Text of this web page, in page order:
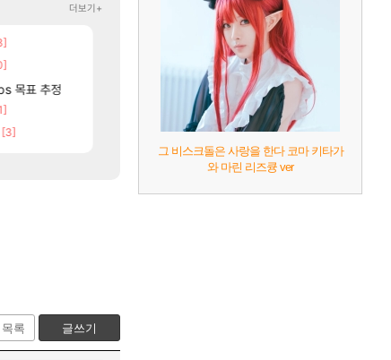
! [12]
챌린저#77777 저격했습니다!
보상 공지 나온거 10추 하니 올리자
크로체 따왔습니다
[77]
고양이를 도구로 쓰는 인방 하꼬 스트리머 박제합니다.
진짜 귀한 삼색화채 찐1등 떳냐 ㅅㅅㅅ [20]
더보기+
목표 추정
[3]
동해바다 추암해수욕장
국내에도 이쁜곳이 많은것 같습니다
리싱크드 1.06 패치노트 (8/5)
중국 CXMT, D램 매출 점유율 7%…글로벌 4위로 부상
AI발 원가 압박, 메인보드값 오르나
목록 글쓰기
그 비스크돌은 사랑을 한다 코마 키타가
와 마린 리즈큥 ver